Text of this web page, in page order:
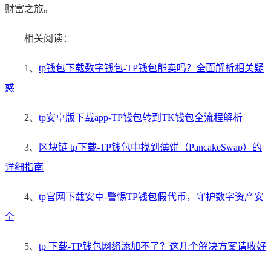
财富之旅。
相关阅读：
1、 tp钱包下载数字钱包-TP钱包能卖吗？全面解析相关疑
惑
2、 tp安卓版下载app-TP钱包转到TK钱包全流程解析
3、
区块链 tp下载-TP钱包中找到薄饼（PancakeSwap）的
详细指南
4、 tp官网下载安卓-警惕TP钱包假代币，守护数字资产安
全
5、 tp 下载-TP钱包网络添加不了？这几个解决方案请收好